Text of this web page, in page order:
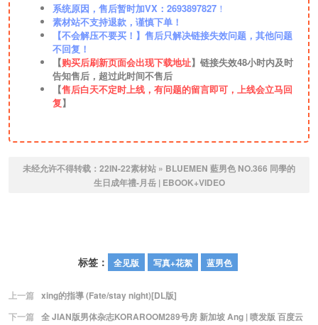
系统原因，售后暂时加VX：2693897827 ！
素材站不支持退款，谨慎下单！
【不会解压不要买！】售后只解决链接失效问题，其他问题
不回复！
【购买后刷新页面会出现下载地址】链接失效48小时内及时
告知售后，超过此时间不售后
【售后白天不定时上线，有问题的留言即可，上线会立马回
复】
未经允许不得转载： 22IN-22素材站 » BLUEMEN 藍男色 NO.366 同學的
生日成年禮-月岳 | EBOOK+VIDEO
标签： 全见版 写真+花絮 蓝男色
上一篇 xing的指導 (Fate/stay night)[DL版]
下一篇 全 JIAN版男体杂志KORAROOM289号房 新加坡 Ang | 喷发版 百度云